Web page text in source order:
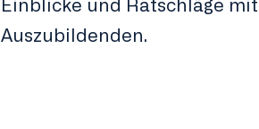
Einblicke und Ratschläge
Auszubildenden.